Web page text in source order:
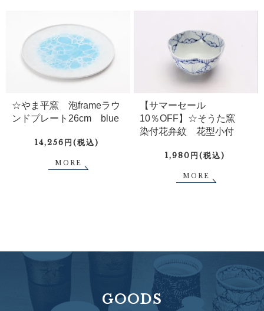
☆やま平窯 泡frameラウ
ンドプレート26cm blue
14,256円(税込)
MORE
【サマーセール
10％OFF】☆そうた窯
染付花弁紋 花型小付
1,980円(税込)
MORE
GOODS